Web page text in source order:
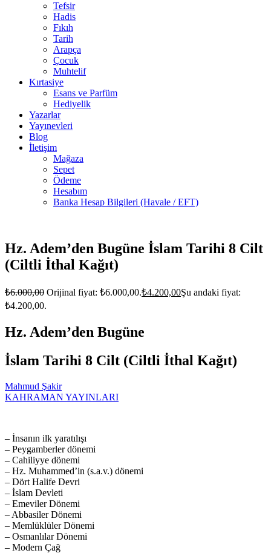
Tefsir
Hadis
Fıkıh
Tarih
Arapça
Çocuk
Muhtelif
Kırtasiye
Esans ve Parfüm
Hediyelik
Yazarlar
Yayınevleri
Blog
İletişim
Mağaza
Sepet
Ödeme
Hesabım
Banka Hesap Bilgileri (Havale / EFT)
Hz. Adem’den Bugüne İslam Tarihi 8 Cilt
(Ciltli İthal Kağıt)
₺6.000,00 Orijinal fiyat: ₺6.000,00.₺4.200,00Şu andaki fiyat:
₺4.200,00.
Hz. Adem’den Bugüne
İslam Tarihi 8 Cilt (Ciltli İthal Kağıt)
Mahmud Şakir
KAHRAMAN YAYINLARI
– İnsanın ilk yaratılışı
– Peygamberler dönemi
– Cahiliyye dönemi
– Hz. Muhammed’in (s.a.v.) dönemi
– Dört Halife Devri
– İslam Devleti
– Emeviler Dönemi
– Abbasiler Dönemi
– Memlüklüler Dönemi
– Osmanlılar Dönemi
– Modern Çağ